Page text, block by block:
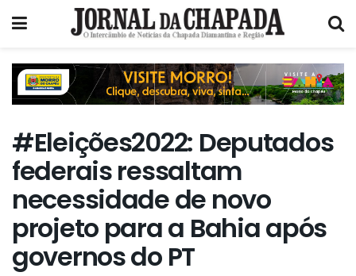
#Eleições2022: Deputados
federais ressaltam
necessidade de novo
projeto para a Bahia após
governos do PT